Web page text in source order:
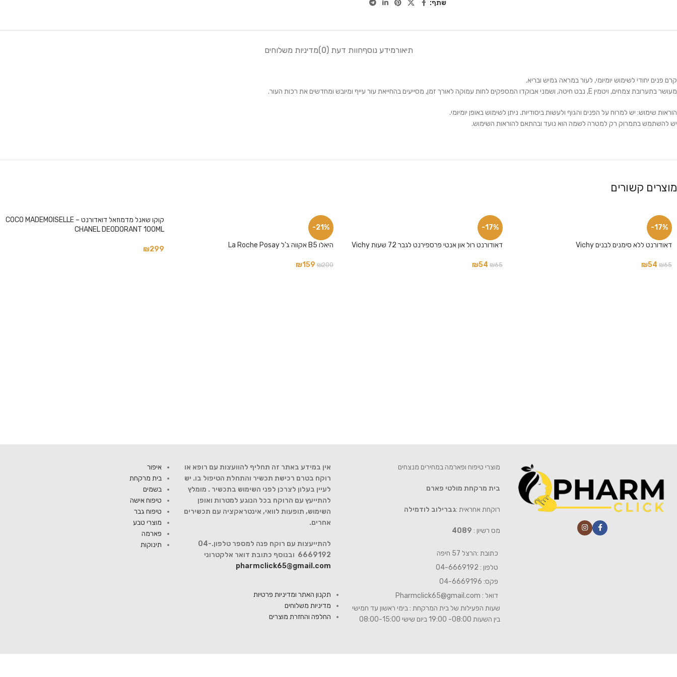
שתף:
תיאורמידע נוסףחוות דעת (0) מדיניות משלוחים
קרם פנים יחודי לשימוש יומיומי, לעור במראה גמיש ובריא.
מעושר בתערובת צמחים, ויטמין E, נבט חיטה, ושמני אבוקדו המספקים לחות עמוקה לאורך זמן, מסייעים בהחייאת עור עייף ומיובש ומחדשים את רכות העור.
הוראות שימוש: יש למרוח על הפנים והגוף ולעשות ביסודיות. ניתן לשימוש באופן יומיומי.
יש להשתמש בתמרוק רק למטרה לשמה הוא נועד ובהתאם להוראות השימוש.
מוצרים קשורים
-17%
דאודורנט ללא סימנים לבנים Vichy
₪65
₪54
-17%
דאודורנט רול און אנטי פרספירנט לגבר 72 שעות Vichy
₪65
₪54
-21%
היאלו B5 אקווה ג'ל La Roche Posay
₪200
₪159
קוקו שאנל מדמוזאל דואדורנט – COCO MADEMOISELLE
CHANEL DEODORANT 100ML
₪299
איפור
בית מרקחת
בשמים
טיפוח אישה
טיפוח גבר
מוצרי טבע
פארמה
תינוקות
אין במידע באתר זה תחליף להוועצות עם רופא או
רוקח בטרם רכישת תכשיר והתחלת הטיפול בו. יש
לעיין בעלון לצרכן לפני השימוש בתכשיר . מומלץ
להתייעץ עם הרוקח בכל הנוגע למטרות ואופן
השימוש, תופעות לוואי, אינטראקציה עם תכשירים
אחרים.
להתייעצות עם רוקח פנה למספר טלפון.04-
6669192 ובנוסף כתובת דואר אלקטרוני
pharmclick65@gmail.com
תקנון האתר ומדיניות פרטיות
מדיניות משלוחים
החלפה והחזרת מוצרים
מוצרי טיפוח ופארמה במחירים מנצחים
בית מרקחת מולטי פארם
רוקחת אחראית :גברילוב לודמילה
מס רשיון : 4089
כתובת :הרצל 57 חיפה
טלפון : 04-6669192
פקס: 04-6669196
דואל : Pharmclick65@gmail.com
שעות הפעילות של בית המרקחת : בימי ראשון עד חמישי
בין השעות 08:00- 19:00 ביום שישי 08:00-15:00
פייסבוק
אינסטגרם